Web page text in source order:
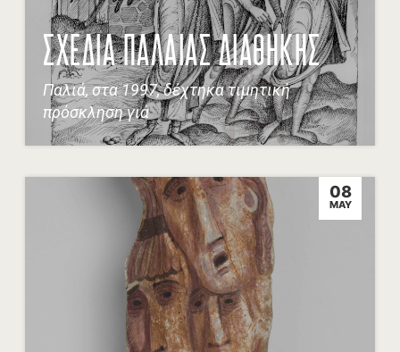
ΣΧΕΔΙΑ ΠΑΛΑΙΑΣ ΔΙΑΘΗΚΗΣ
Παλιά, στα 1997, δέχτηκα τιμητική
πρόσκληση γιά
08
MAY